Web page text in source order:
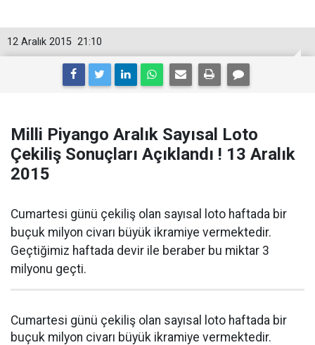
21:10
12 Aralık 2015
Milli Piyango Aralık Sayısal Loto
Çekiliş Sonuçları Açıklandı ! 13 Aralık
2015
Cumartesi günü çekiliş olan sayısal loto haftada bir
buçuk milyon civarı büyük ikramiye vermektedir.
Geçtiğimiz haftada devir ile beraber bu miktar 3
milyonu geçti.
Cumartesi günü çekiliş olan sayısal loto haftada bir
buçuk milyon civarı büyük ikramiye vermektedir.